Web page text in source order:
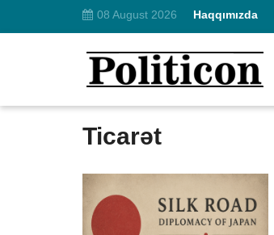
08 August 2026 Haqqımızda
Ticarət